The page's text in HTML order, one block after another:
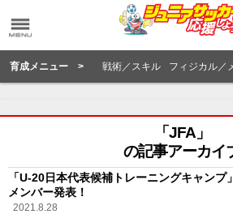
育成メニュー > 戦術／スキル フィジカル／
「JFA」
の記事アーカイ
「U-20日本代表候補トレーニングキャンプ
メンバー発表！
2021.8.28